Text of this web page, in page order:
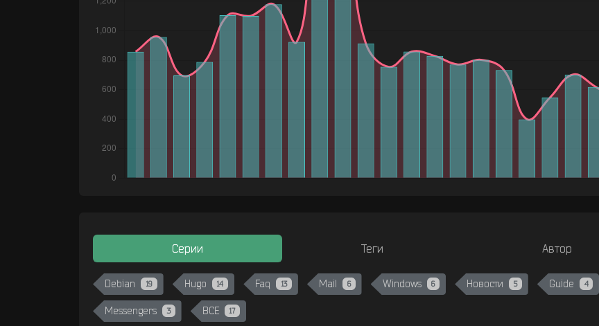
Серии Теги Автор
Debian 19 Hugo 14 Faq 13 Mail 6 Windows 6 Новости 5 Guide 4
Messengers 3 ВСЕ 17